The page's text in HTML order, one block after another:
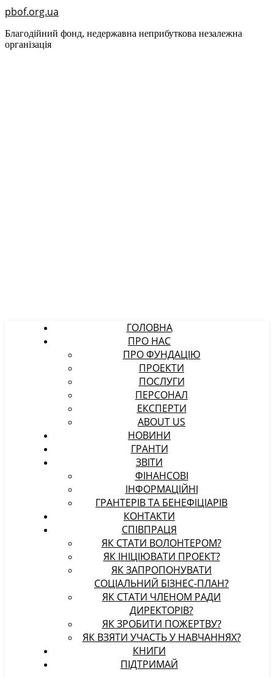
pbof.org.ua
Благодійний фонд, недержавна неприбуткова незалежна
організація
ГОЛОВНА
ПРО НАС
ПРО ФУНДАЦІЮ
ПРОЕКТИ
ПОСЛУГИ
ПЕРСОНАЛ
ЕКСПЕРТИ
ABOUT US
НОВИНИ
ГРАНТИ
ЗВІТИ
ФІНАНСОВІ
ІНФОРМАЦІЙНІ
ГРАНТЕРІВ ТА БЕНЕФІЦІАРІВ
КОНТАКТИ
СПІВПРАЦЯ
ЯК СТАТИ ВОЛОНТЕРОМ?
ЯК ІНІЦІЮВАТИ ПРОЕКТ?
ЯК ЗАПРОПОНУВАТИ
СОЦІАЛЬНИЙ БІЗНЕС-ПЛАН?
ЯК СТАТИ ЧЛЕНОМ РАДИ
ДИРЕКТОРІВ?
ЯК ЗРОБИТИ ПОЖЕРТВУ?
ЯК ВЗЯТИ УЧАСТЬ У НАВЧАННЯХ?
КНИГИ
ПІДТРИМАЙ